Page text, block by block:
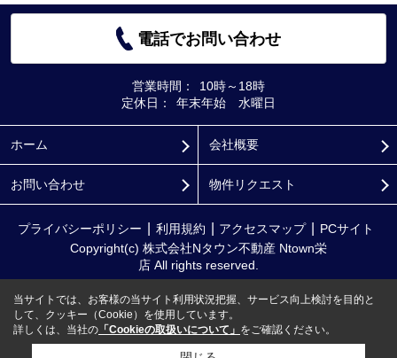
電話でお問い合わせ
営業時間：
10時～18時
定休日：
年末年始 水曜日
ホーム 会社概要
お問い合わせ 物件リクエスト
プライバシーポリシー 利用規約 アクセスマップ
PCサイト
Copyright(c) 株式会社Nタウン不動産 Ntown栄
店 All rights reserved.
当サイトでは、お客様の当サイト利用状況把握、サービス向上検討を目的と
して、クッキー（Cookie）を使用しています。
詳しくは、当社の 「Cookieの取扱いについて」 をご確認ください。